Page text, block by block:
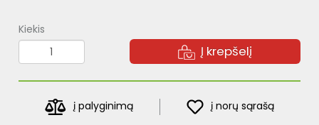
Kiekis
Į krepšelį
į palyginimą į norų sąrašą